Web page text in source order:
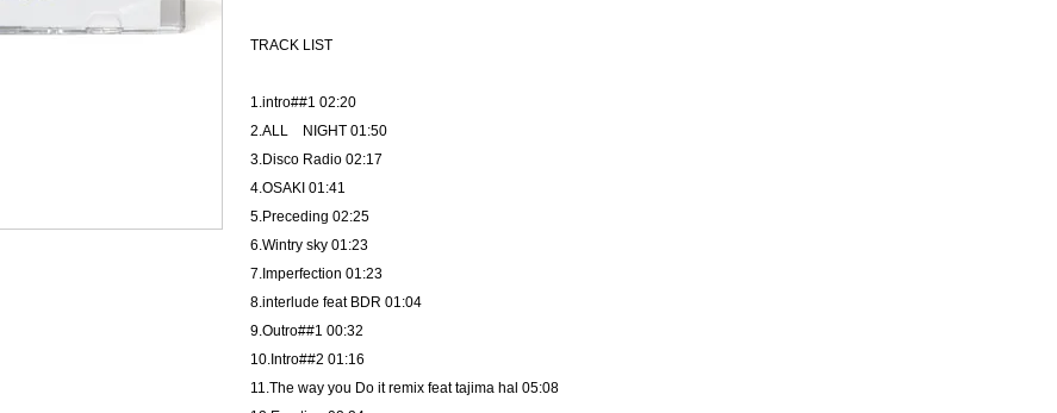
TRACK LIST
1.intro##1 02:20
2.ALL NIGHT 01:50
3.Disco Radio 02:17
4.OSAKI 01:41
5.Preceding 02:25
6.Wintry sky 01:23
7.Imperfection 01:23
8.interlude feat BDR 01:04
9.Outro##1 00:32
10.Intro##2 01:16
11.The way you Do it remix feat tajima hal 05:08